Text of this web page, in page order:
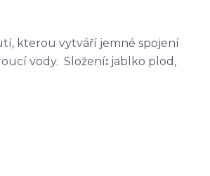
kterou vytváří jemné spojení
vody. Složení: jablko plod,